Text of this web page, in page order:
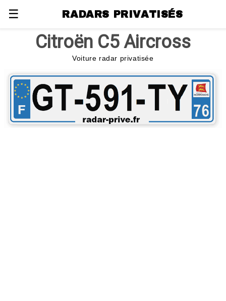
☰ RADARS PRIVATISÉS
Citroën C5 Aircross
Voiture radar privatisée